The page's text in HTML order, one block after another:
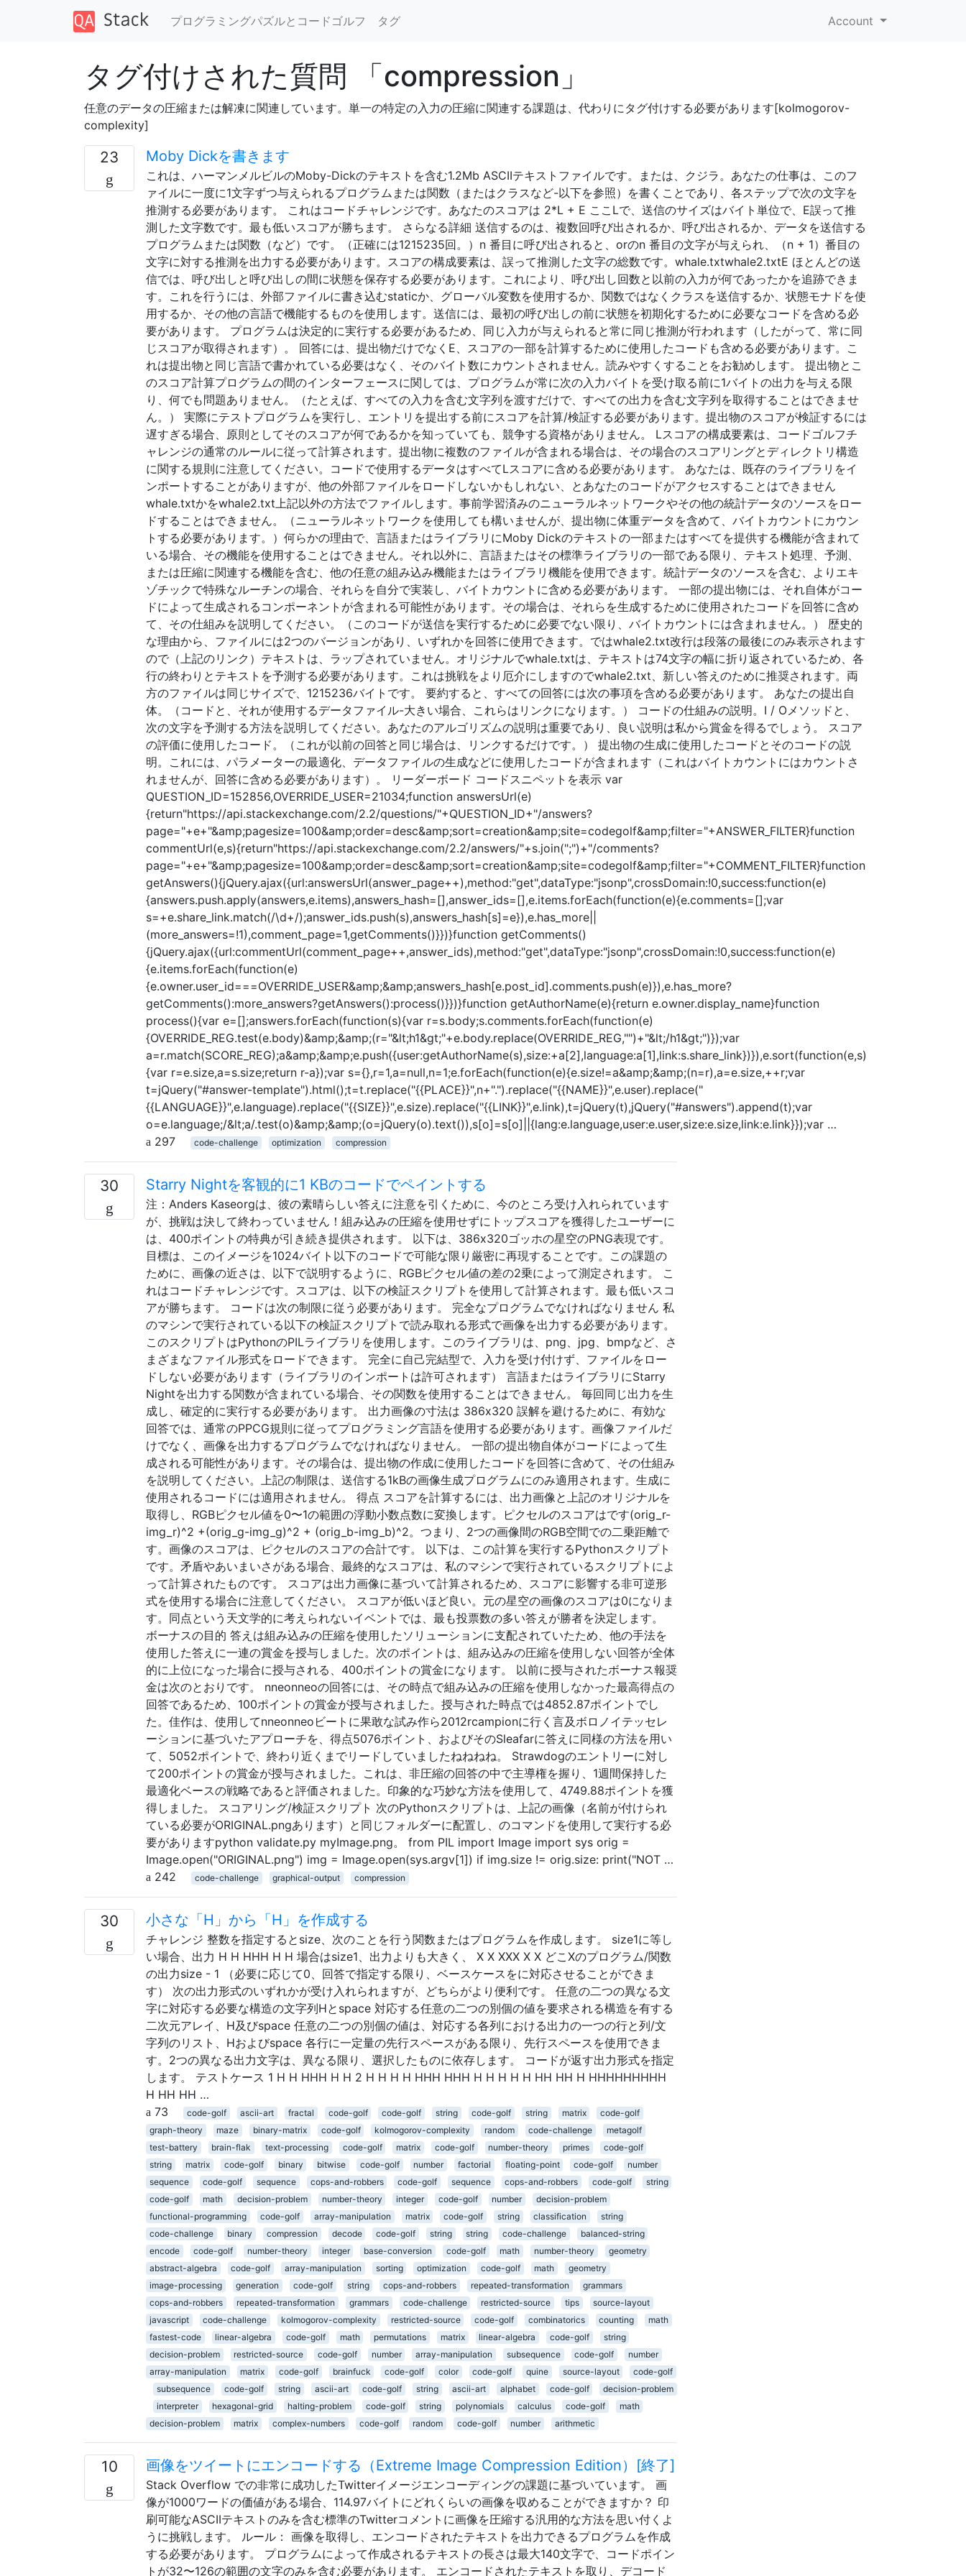
プログラミングパズルとコードゴルフ タグ Account
タグ付けされた質問 「compression」
任意のデータの圧縮または解凍に関連しています。単一の特定の入力の圧縮に関連する課題は、代わりにタグ付けする必要があります[kolmogorov-
complexity]
23 Moby Dickを書きます
これは、ハーマンメルビルのMoby-Dickのテキストを含む1.2Mb ASCIIテキストファイルです。または、クジラ。あなたの仕事は、このフ
ァイルに一度に1文字ずつ与えられるプログラムまたは関数（またはクラスなど-以下を参照）を書くことであり、各ステップで次の文字を
推測する必要があります。 これはコードチャレンジです。あなたのスコアは 2*L + E ここLで、送信のサイズはバイト単位で、E誤って推
測した文字数です。最も低いスコアが勝ちます。 さらなる詳細 送信するのは、複数回呼び出されるか、呼び出されるか、データを送信する
プログラムまたは関数（など）です。（正確には1215235回。）n 番目に呼び出されると、orのn 番目の文字が与えられ、（n + 1）番目の
文字に対する推測を出力する必要があります。スコアの構成要素は、誤って推測した文字の総数です。whale.txtwhale2.txtE ほとんどの送
信では、呼び出しと呼び出しの間に状態を保存する必要があります。これにより、呼び出し回数と以前の入力が何であったかを追跡できま
す。これを行うには、外部ファイルに書き込むstaticか、グローバル変数を使用するか、関数ではなくクラスを送信するか、状態モナドを使
用するか、その他の言語で機能するものを使用します。送信には、最初の呼び出しの前に状態を初期化するために必要なコードを含める必
要があります。 プログラムは決定的に実行する必要があるため、同じ入力が与えられると常に同じ推測が行われます（したがって、常に同
じスコアが取得されます）。 回答には、提出物だけでなくE、スコアの一部を計算するために使用したコードも含める必要があります。こ
れは提出物と同じ言語で書かれている必要はなく、そのバイト数にカウントされません。読みやすくすることをお勧めします。 提出物とこ
のスコア計算プログラムの間のインターフェースに関しては、プログラムが常に次の入力バイトを受け取る前に1バイトの出力を与える限
り、何でも問題ありません。（たとえば、すべての入力を含む文字列を渡すだけで、すべての出力を含む文字列を取得することはできませ
ん。） 実際にテストプログラムを実行し、エントリを提出する前にスコアを計算/検証する必要があります。提出物のスコアが検証するには
遅すぎる場合、原則としてそのスコアが何であるかを知っていても、競争する資格がありません。 Lスコアの構成要素は、コードゴルフチ
ャレンジの通常のルールに従って計算されます。提出物に複数のファイルが含まれる場合は、その場合のスコアリングとディレクトリ構造
に関する規則に注意してください。コードで使用するデータはすべてLスコアに含める必要があります。 あなたは、既存のライブラリをイ
ンポートすることがありますが、他の外部ファイルをロードしないかもしれない、とあなたのコードがアクセスすることはできません
whale.txtかをwhale2.txt上記以外の方法でファイルします。事前学習済みのニューラルネットワークやその他の統計データのソースをロー
ドすることはできません。（ニューラルネットワークを使用しても構いませんが、提出物に体重データを含めて、バイトカウントにカウン
トする必要があります。）何らかの理由で、言語またはライブラリにMoby Dickのテキストの一部またはすべてを提供する機能が含まれて
いる場合、その機能を使用することはできません。それ以外に、言語またはその標準ライブラリの一部である限り、テキスト処理、予測、
または圧縮に関連する機能を含む、他の任意の組み込み機能またはライブラリ機能を使用できます。統計データのソースを含む、よりエキ
ゾチックで特殊なルーチンの場合、それらを自分で実装し、バイトカウントに含める必要があります。 一部の提出物には、それ自体がコー
ドによって生成されるコンポーネントが含まれる可能性があります。その場合は、それらを生成するために使用されたコードを回答に含め
て、その仕組みを説明してください。（このコードが送信を実行するために必要でない限り、バイトカウントには含まれません。） 歴史的
な理由から、ファイルには2つのバージョンがあり、いずれかを回答に使用できます。ではwhale2.txt改行は段落の最後にのみ表示されます
ので（上記のリンク）テキストは、ラップされていません。オリジナルでwhale.txtは、テキストは74文字の幅に折り返されているため、各
行の終わりとテキストを予測する必要があります。これは挑戦をより厄介にしますのでwhale2.txt、新しい答えのために推奨されます。両
方のファイルは同じサイズで、1215236バイトです。 要約すると、すべての回答には次の事項を含める必要があります。 あなたの提出自
体。（コードと、それが使用するデータファイル-大きい場合、これらはリンクになります。） コードの仕組みの説明。I / Oメソッドと、
次の文字を予測する方法を説明してください。あなたのアルゴリズムの説明は重要であり、良い説明は私から賞金を得るでしょう。 スコア
の評価に使用したコード。（これが以前の回答と同じ場合は、リンクするだけです。） 提出物の生成に使用したコードとそのコードの説
明。これには、パラメーターの最適化、データファイルの生成などに使用したコードが含まれます（これはバイトカウントにはカウントさ
れませんが、回答に含める必要があります）。 リーダーボード コードスニペットを表示 var
QUESTION_ID=152856,OVERRIDE_USER=21034;function answersUrl(e)
{return"https://api.stackexchange.com/2.2/questions/"+QUESTION_ID+"/answers?
page="+e+"&amp;pagesize=100&amp;order=desc&amp;sort=creation&amp;site=codegolf&amp;filter="+ANSWER_FILTER}function
commentUrl(e,s){return"https://api.stackexchange.com/2.2/answers/"+s.join(";")+"/comments?
page="+e+"&amp;pagesize=100&amp;order=desc&amp;sort=creation&amp;site=codegolf&amp;filter="+COMMENT_FILTER}function
getAnswers(){jQuery.ajax({url:answersUrl(answer_page++),method:"get",dataType:"jsonp",crossDomain:!0,success:function(e)
{answers.push.apply(answers,e.items),answers_hash=[],answer_ids=[],e.items.forEach(function(e){e.comments=[];var
s=+e.share_link.match(/\d+/);answer_ids.push(s),answers_hash[s]=e}),e.has_more||
(more_answers=!1),comment_page=1,getComments()}})}function getComments()
{jQuery.ajax({url:commentUrl(comment_page++,answer_ids),method:"get",dataType:"jsonp",crossDomain:!0,success:function(e)
{e.items.forEach(function(e)
{e.owner.user_id===OVERRIDE_USER&amp;&amp;answers_hash[e.post_id].comments.push(e)}),e.has_more?
getComments():more_answers?getAnswers():process()}})}function getAuthorName(e){return e.owner.display_name}function
process(){var e=[];answers.forEach(function(s){var r=s.body;s.comments.forEach(function(e)
{OVERRIDE_REG.test(e.body)&amp;&amp;(r="&lt;h1&gt;"+e.body.replace(OVERRIDE_REG,"")+"&lt;/h1&gt;")});var
a=r.match(SCORE_REG);a&amp;&amp;e.push({user:getAuthorName(s),size:+a[2],language:a[1],link:s.share_link})}),e.sort(function(e,s)
{var r=e.size,a=s.size;return r-a});var s={},r=1,a=null,n=1;e.forEach(function(e){e.size!=a&amp;&amp;(n=r),a=e.size,++r;var
t=jQuery("#answer-template").html();t=t.replace("{{PLACE}}",n+".").replace("{{NAME}}",e.user).replace("
{{LANGUAGE}}",e.language).replace("{{SIZE}}",e.size).replace("{{LINK}}",e.link),t=jQuery(t),jQuery("#answers").append(t);var
o=e.language;/&lt;a/.test(o)&amp;&amp;(o=jQuery(o).text()),s[o]=s[o]||{lang:e.language,user:e.user,size:e.size,link:e.link}});var …
297
code-challenge optimization compression
30 Starry Nightを客観的に1 KBのコードでペイントする
注：Anders Kaseorgは、彼の素晴らしい答えに注意を引くために、今のところ受け入れられています
が、挑戦は決して終わっていません！組み込みの圧縮を使用せずにトップスコアを獲得したユーザーに
は、400ポイントの特典が引き続き提供されます。 以下は、386x320ゴッホの星空のPNG表現です。
目標は、このイメージを1024バイト以下のコードで可能な限り厳密に再現することです。この課題の
ために、画像の近さは、以下で説明するように、RGBピクセル値の差の2乗によって測定されます。 こ
れはコードチャレンジです。スコアは、以下の検証スクリプトを使用して計算されます。最も低いスコ
アが勝ちます。 コードは次の制限に従う必要があります。 完全なプログラムでなければなりません 私
のマシンで実行されている以下の検証スクリプトで読み取れる形式で画像を出力する必要があります。
このスクリプトはPythonのPILライブラリを使用します。このライブラリは、png、jpg、bmpなど、さ
まざまなファイル形式をロードできます。 完全に自己完結型で、入力を受け付けず、ファイルをロー
ドしない必要があります（ライブラリのインポートは許可されます） 言語またはライブラリにStarry
Nightを出力する関数が含まれている場合、その関数を使用することはできません。 毎回同じ出力を生
成し、確定的に実行する必要があります。 出力画像の寸法は 386x320 誤解を避けるために、有効な
回答では、通常のPPCG規則に従ってプログラミング言語を使用する必要があります。画像ファイルだ
けでなく、画像を出力するプログラムでなければなりません。 一部の提出物自体がコードによって生
成される可能性があります。その場合は、提出物の作成に使用したコードを回答に含めて、その仕組み
を説明してください。上記の制限は、送信する1kBの画像生成プログラムにのみ適用されます。生成に
使用されるコードには適用されません。 得点 スコアを計算するには、出力画像と上記のオリジナルを
取得し、RGBピクセル値を0〜1の範囲の浮動小数点数に変換します。ピクセルのスコアはです(orig_r-
img_r)^2 +(orig_g-img_g)^2 + (orig_b-img_b)^2。つまり、2つの画像間のRGB空間での二乗距離で
す。画像のスコアは、ピクセルのスコアの合計です。 以下は、この計算を実行するPythonスクリプト
です。矛盾やあいまいさがある場合、最終的なスコアは、私のマシンで実行されているスクリプトによ
って計算されたものです。 スコアは出力画像に基づいて計算されるため、スコアに影響する非可逆形
式を使用する場合に注意してください。 スコアが低いほど良い。元の星空の画像のスコアは0になりま
す。同点という天文学的に考えられないイベントでは、最も投票数の多い答えが勝者を決定します。
ボーナスの目的 答えは組み込みの圧縮を使用したソリューションに支配されていたため、他の手法を
使用した答えに一連の賞金を授与しました。次のポイントは、組み込みの圧縮を使用しない回答が全体
的に上位になった場合に授与される、400ポイントの賞金になります。 以前に授与されたボーナス報奨
金は次のとおりです。 nneonneoの回答には、その時点で組み込みの圧縮を使用しなかった最高得点の
回答であるため、100ポイントの賞金が授与されました。授与された時点では4852.87ポイントでし
た。佳作は、使用してnneonneoビートに果敢な試み作ら2012rcampionに行く言及ボロノイテッセレ
ーションに基づいたアプローチを、得点5076ポイント、およびそのSleafarに答えに同様の方法を用い
て、5052ポイントで、終わり近くまでリードしていましたねねねね。 Strawdogのエントリーに対し
て200ポイントの賞金が授与されました。これは、非圧縮の回答の中で主導権を握り、1週間保持した
最適化ベースの戦略であると評価されました。印象的な巧妙な方法を使用して、4749.88ポイントを獲
得しました。 スコアリング/検証スクリプト 次のPythonスクリプトは、上記の画像（名前が付けられ
ている必要がORIGINAL.pngあります）と同じフォルダーに配置し、のコマンドを使用して実行する必
要がありますpython validate.py myImage.png。 from PIL import Image import sys orig =
Image.open("ORIGINAL.png") img = Image.open(sys.argv[1]) if img.size != orig.size: print("NOT …
242
code-challenge graphical-output compression
30 小さな「H」から「H」を作成する
チャレンジ 整数を指定するとsize、次のことを行う関数またはプログラムを作成します。 size1に等し
い場合、出力 H H HHH H H 場合はsize1、出力よりも大きく、 X X XXX X X どこXのプログラム/関数
の出力size - 1 （必要に応じて0、回答で指定する限り、ベースケースをに対応させることができま
す） 次の出力形式のいずれかが受け入れられますが、どちらがより便利です。 任意の二つの異なる文
字に対応する必要な構造の文字列Hとspace 対応する任意の二つの別個の値を要求される構造を有する
二次元アレイ、H及びspace 任意の二つの別個の値は、対応する各列における出力の一つの行と列/文
字列のリスト、Hおよびspace 各行に一定量の先行スペースがある限り、先行スペースを使用できま
す。2つの異なる出力文字は、異なる限り、選択したものに依存します。 コードが返す出力形式を指定
します。 テストケース 1 H H HHH H H 2 H H H H HHH HHH H H H H H HH HH H HHHHHHHHH
H HH HH …
73
code-golf ascii-art fractal code-golf code-golf string code-golf string matrix
code-golf
graph-theory
maze binary-matrix code-golf kolmogorov-complexity random code-challenge
metagolf
test-battery
brain-flak text-processing code-golf matrix code-golf number-theory primes
code-golf
string
matrix code-golf binary bitwise code-golf number factorial floating-point code-golf
number
sequence
code-golf sequence cops-and-robbers code-golf sequence cops-and-robbers code-golf
string
code-golf
math decision-problem number-theory integer code-golf number
decision-problem
functional-programming
code-golf array-manipulation matrix code-golf string classification
string
code-challenge
binary compression decode code-golf string string code-challenge
balanced-string
encode
code-golf number-theory integer base-conversion code-golf math number-theory
geometry
abstract-algebra
code-golf array-manipulation sorting optimization code-golf math
geometry
image-processing
generation code-golf string cops-and-robbers repeated-transformation
grammars
cops-and-robbers
repeated-transformation grammars code-challenge restricted-source tips
source-layout
javascript
code-challenge kolmogorov-complexity restricted-source code-golf combinatorics counting
math
fastest-code
linear-algebra code-golf math permutations matrix linear-algebra code-golf
string
decision-problem
restricted-source code-golf number array-manipulation subsequence code-golf
number
array-manipulation
matrix code-golf brainfuck code-golf color code-golf quine source-layout
code-golf
subsequence
code-golf string ascii-art code-golf string ascii-art alphabet code-golf
decision-problem
interpreter
hexagonal-grid halting-problem code-golf string polynomials calculus code-golf
math
decision-problem
matrix complex-numbers code-golf random code-golf number arithmetic
10 画像をツイートにエンコードする（Extreme Image Compression Edition）[終了]
Stack Overflow での非常に成功したTwitterイメージエンコーディングの課題に基づいています。 画
像が1000ワードの価値がある場合、114.97バイトにどれくらいの画像を収めることができますか？ 印
刷可能なASCIIテキストのみを含む標準のTwitterコメントに画像を圧縮する汎用的な方法を思い付くよ
うに挑戦します。 ルール： 画像を取得し、エンコードされたテキストを出力できるプログラムを作成
する必要があります。 プログラムによって作成されるテキストの長さは最大140文字で、コードポイン
トが32〜126の範囲の文字のみを含む必要があります。 エンコードされたテキストを取り、デコード